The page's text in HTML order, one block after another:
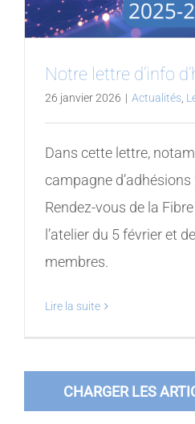
Notre lettre d’info
26 janvier 2026 | Actualités
Dans cette lettre,
campagne
Rendez-vous de la
l’atelier du 5 février et
membres.
Lire la suite
CHARGER LES